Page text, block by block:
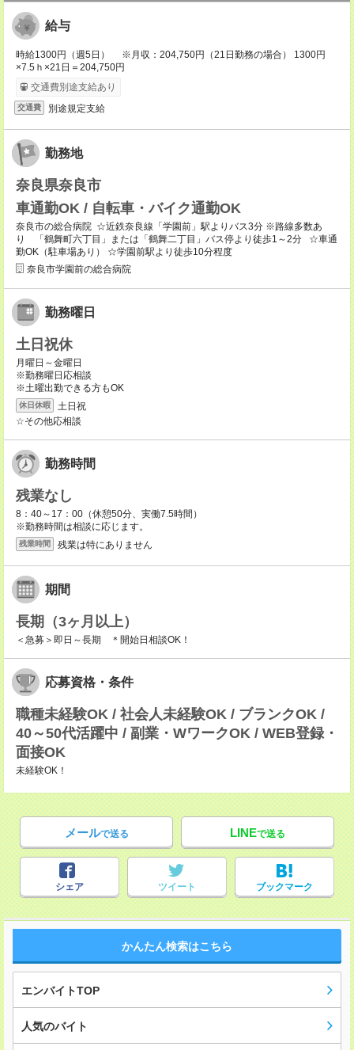
給与
時給1300円（週5日） ※月収：204,750円（21日勤務の場合） 1300円
×7.5ｈ×21日＝204,750円
交通費別途支給あり
交通費 別途規定支給
勤務地
奈良県奈良市
車通勤OK / 自転車・バイク通勤OK
奈良市の総合病院 ☆近鉄奈良線「学園前」駅よりバス3分 ※路線多数あ
り 「鶴舞町六丁目」または「鶴舞二丁目」バス停より徒歩1～2分 ☆車通
勤OK（駐車場あり） ☆学園前駅より徒歩10分程度
奈良市学園前の総合病院
勤務曜日
土日祝休
月曜日～金曜日
※勤務曜日応相談
※土曜出勤できる方もOK
休日休暇
土日祝
☆その他応相談
勤務時間
残業なし
8：40～17：00（休憩50分、実働7.5時間）
※勤務時間は相談に応じます。
残業時間 残業は特にありません
期間
長期（3ヶ月以上）
＜急募＞即日～長期 ＊開始日相談OK！
応募資格・条件
職種未経験OK / 社会人未経験OK / ブランクOK /
40～50代活躍中 / 副業・WワークOK / WEB登録・
面接OK
未経験OK！
メールで送る LINEで送る
シェア ツイート ブックマーク
かんたん検索はこちら
エンバイトTOP
人気のバイト